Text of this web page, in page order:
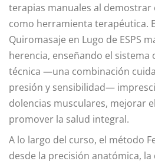
terapias manuales al demostrar
como herramienta terapéutica.
Quiromasaje en Lugo de ESPS
herencia, enseñando el
técnica —una combinación
presión y sensibilidad—
dolencias musculares, mejorar
promover la salud integral.
A lo largo del curso, el método
desde la precisión anatómica,